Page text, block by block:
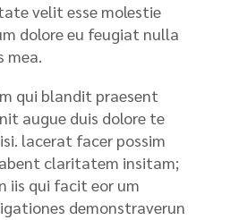
velit esse molestie
dolore eu feugiat nulla
mea.
qui blandit praesent
augue duis dolore te
lacerat facer possim
claritatem insitam;
iis qui facit eor um
demonstraverun